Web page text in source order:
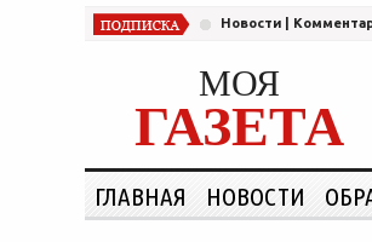
Новости
МОЯ
ГАЗЕТА
ГЛАВНАЯ НОВОСТИ